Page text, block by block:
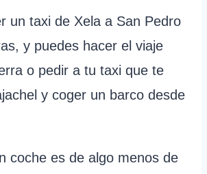
un taxi de Xela a San Pedro
y puedes hacer el viaje
o pedir a tu taxi que te
y coger un barco desde
coche es de algo menos de